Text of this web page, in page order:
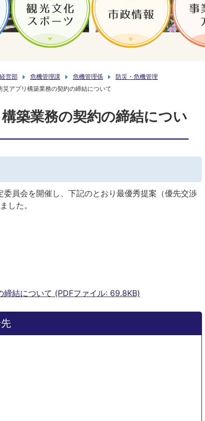
営部 危機管理課 危機管理係
防災・危機管理
災アプリ構築業務の契約の締結について
築業務の契約の締結につい
員会を開催し、下記のとおり最優秀提案（優先交渉
した。
結について (PDFファイル: 69.8KB)